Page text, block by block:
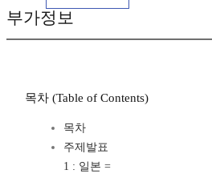
부가정보
목차 (Table of Contents)
목차
주제발표
1 : 일본 =